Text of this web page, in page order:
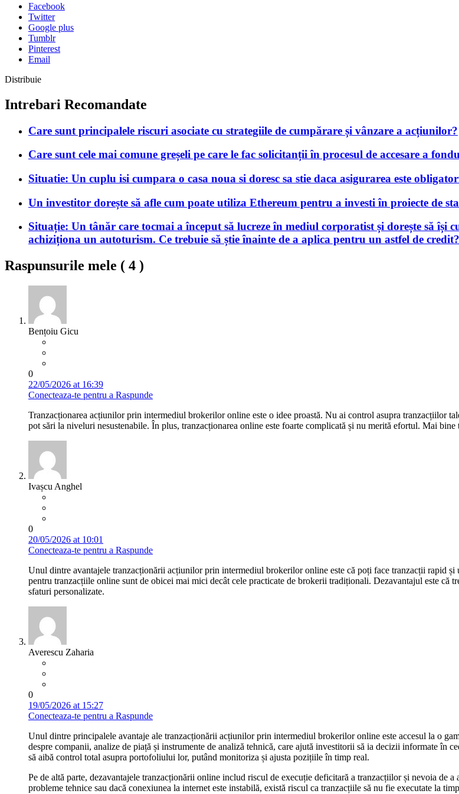
Facebook
Twitter
Google plus
Tumblr
Pinterest
Email
Distribuie
Intrebari Recomandate
Care sunt principalele riscuri asociate cu strategiile de cumpărare și vânzare a acțiunilor?
Care sunt cele mai comune greșeli pe care le fac solicitanții în procesul de accesare a
Situatie: Un cuplu isi cumpara o casa noua si doresc sa stie daca asigurarea este
Un investitor dorește să afle cum poate utiliza Ethereum pentru a investi în proiecte de
Situație: Un tânăr care tocmai a început să lucreze în mediul corporatist și dorește să își
achiziționa un autoturism. Ce trebuie să știe înainte de a aplica pentru un astfel de credit?
Raspunsurile mele ( 4 )
Bențoiu Gicu
0
22/05/2026 at 16:39
Conecteaza-te pentru a Raspunde
Tranzacționarea acțiunilor prin intermediul brokerilor online este o idee proastă. Nu ai control asupra tranzacțiilor
pot sări la niveluri nesustenabile. În plus, tranzacționarea online este foarte complicată și nu merită efortul. Mai
Ivașcu Anghel
0
20/05/2026 at 10:01
Conecteaza-te pentru a Raspunde
Unul dintre avantajele tranzacționării acțiunilor prin intermediul brokerilor online este că poți face tranzacții rapid
pentru tranzacțiile online sunt de obicei mai mici decât cele practicate de brokerii tradiționali. Dezavantajul este
sfaturi personalizate.
Averescu Zaharia
0
19/05/2026 at 15:27
Conecteaza-te pentru a Raspunde
Unul dintre principalele avantaje ale tranzacționării acțiunilor prin intermediul brokerilor online este accesul la o
despre companii, analize de piață și instrumente de analiză tehnică, care ajută investitorii să ia decizii informate în
să aibă control total asupra portofoliului lor, putând monitoriza și ajusta pozițiile în timp real.
Pe de altă parte, dezavantajele tranzacționării online includ riscul de execuție deficitară a tranzacțiilor și nevoia de
probleme tehnice sau dacă conexiunea la internet este instabilă, există riscul ca tranzacțiile să nu fie executate la